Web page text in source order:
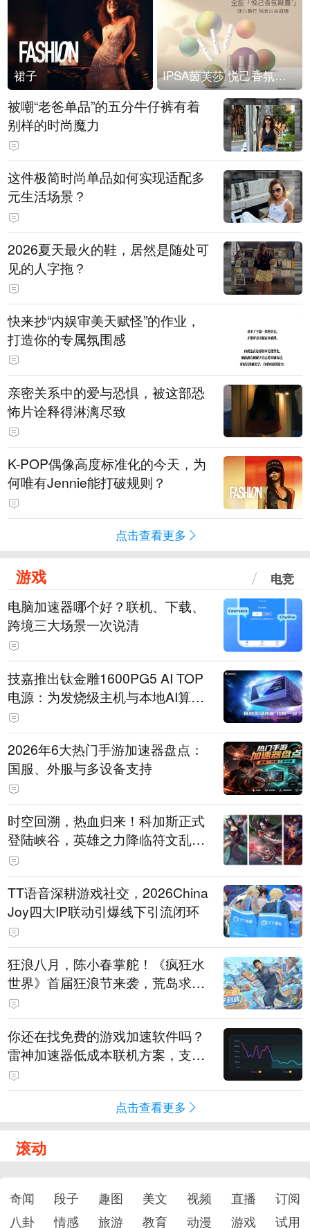
裙子 IPSA茵芙莎 悦己香氛凝露上市
被嘲“老爸单品”的五分牛仔裤有着
别样的时尚魔力
这件极简时尚单品如何实现适配多
元生活场景？
2026夏天最火的鞋，居然是随处可
见的人字拖？
快来抄“内娱审美天赋怪”的作业，
打造你的专属氛围感
亲密关系中的爱与恐惧，被这部恐
怖片诠释得淋漓尽致
K-POP偶像高度标准化的今天，为
何唯有Jennie能打破规则？
点击查看更多
游戏 电竞
电脑加速器哪个好？联机、下载、
跨境三大场景一次说清
技嘉推出钛金雕1600PG5 AI TOP
电源：为发烧级主机与本地AI算力
打造旗舰供电方案
2026年6大热门手游加速器盘点：
国服、外服与多设备支持
时空回溯，热血归来！科加斯正式
登陆峡谷，英雄之力降临符文乱
斗！
TT语音深耕游戏社交，2026China
Joy四大IP联动引爆线下引流闭环
狂浪八月，陈小春掌舵！《疯狂水
世界》首届狂浪节来袭，荒岛求生
直播即将开启
你还在找免费的游戏加速软件吗？
雷神加速器低成本联机方案，支持
免费试用
点击查看更多
滚动
奇闻 段子 趣图 美文 视频 直播
订阅
八卦
情感 旅游 教育 动漫 游戏 试用